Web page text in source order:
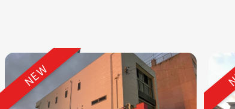
NEW